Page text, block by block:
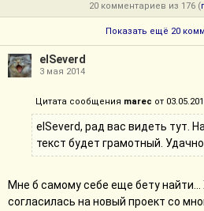
20 комментариев из 176 (
Показать ещё 20
elSeverd
3 мая 2014
Цитата сообщения marec от
elSeverd, рад вас видеть тут.
текст будет грамотный.
Мне б самому себе еще бету
согласилась на новый проект со